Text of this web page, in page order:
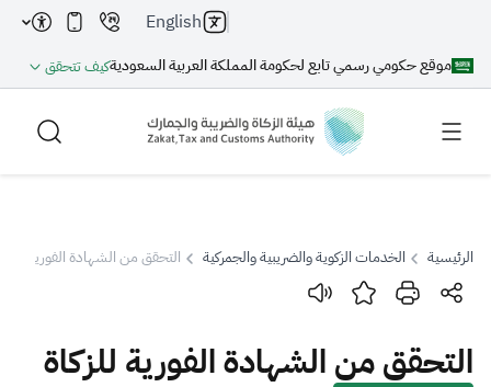
موقع حكومي رسمي تابع لحكومة المملكة العربية السعوديةكيف تتحقق
English
بحث
بحث بحث AI
الرئيسية الخدمات الزكوية والضريبية والجمركية التحقق من الشهادة الفورية
التحقق من الشهادة الفورية للزكاة